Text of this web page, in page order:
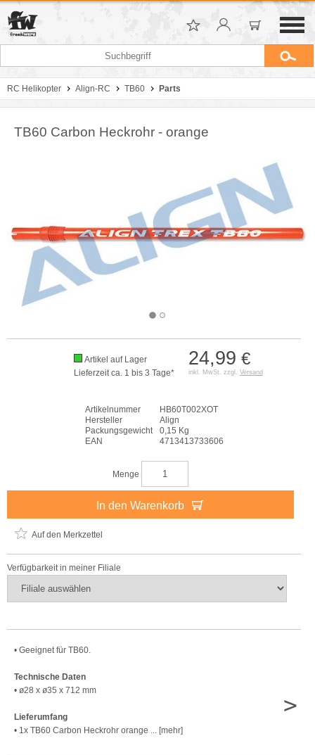
RC Helikopter Align-RC TB60 Parts
TB60 Carbon Heckrohr - orange
24,99 €
inkl. MwSt. zzgl. Versand
Artikel auf Lager
Lieferzeit ca. 1 bis 3 Tage*
Artikelnummer
HB60T002XOT
Hersteller
Align
Packungsgewicht
0,15 Kg
EAN
4713413733606
Menge
In den Warenkorb
Auf den Merkzettel
Verfügbarkeit in meiner Filiale
• Geeignet für TB60.
Technische Daten
• ø28 x ø35 x 712 mm
Lieferumfang
• 1x TB60 Carbon Heckrohr orange ... [mehr]
>